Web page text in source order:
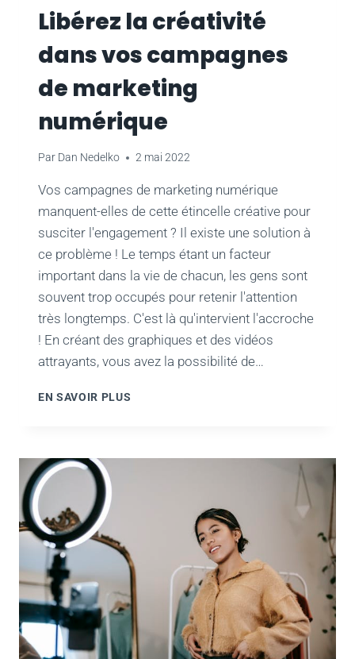
DE
Libérez la créativité
dans vos campagnes
de marketing
numérique
Par Dan Nedelko 2 mai 2022
Vos campagnes de marketing numérique
manquent-elles de cette étincelle créative pour
susciter l'engagement ? Il existe une solution à
ce problème ! Le temps étant un facteur
important dans la vie de chacun, les gens sont
souvent trop occupés pour retenir l'attention
très longtemps. C'est là qu'intervient l'accroche
! En créant des graphiques et des vidéos
attrayants, vous avez la possibilité de…
EN SAVOIR PLUS
VOS
NUMÉRIQUE